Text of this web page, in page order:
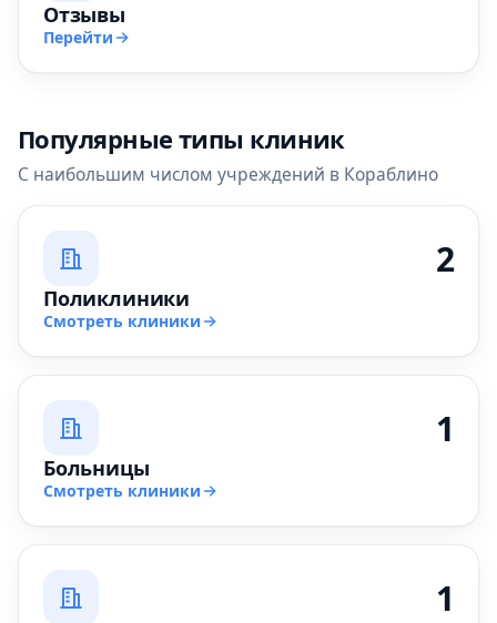
Отзывы
Перейти
Популярные типы клиник
С наибольшим числом учреждений в Кораблино
2
Поликлиники
Смотреть клиники
1
Больницы
Смотреть клиники
1